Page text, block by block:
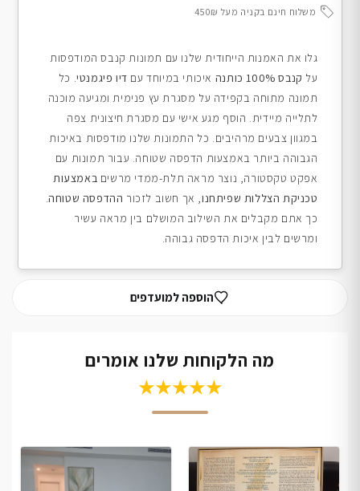
משלוח חינם בקניה מעל 450₪
גלו את האמנות הייחודית שלנו עם תמונות קנבס המודפסות
על קנבס 100% כותנה איכותי במיוחד עם דיו פיגמנטי. כל
תמונה מתוחה בקפידה על מסגרת עץ פנימית ומגיעה מוכנה
לתלייה מיידית. הוסף מגע אישי עם מסגרת חיצונית צפה
במגוון צבעים מרהיבים. כל התמונות שלנו מודפסות באיכות
הגבוהה ביותר באמצעות הדפסה שטוחה. עבור תמונות עם
אפקט טקסטורה, נוצר מראה תלת-ממדי מרשים באמצעות
טכניקת הצללות שפיתחנו, אך חשוב לזכור ההדפסה שטוחה.
כך אתם מקבלים את השילוב המושלם בין מראה עשיר
ומרשים לבין איכות הדפסה גבוהה.
הוספה למועדפים
מה הלקוחות שלנו אומרים
★★★★★